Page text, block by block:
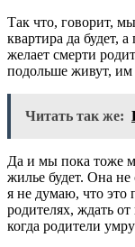
Так что, говорит,
квартира да будет,
желает смерти
подольше живут, им
Читать так же:
Да и мы пока тоже
жилье будет. Она не
я не думаю, что это
родителях, ждать
когда родители